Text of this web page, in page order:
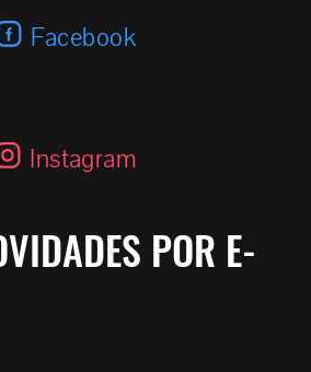
Facebook
Instagram
POR E-